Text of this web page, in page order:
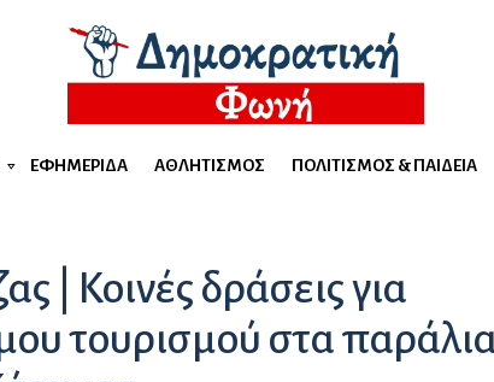
ΕΦΗΜΕΡΊΔΑ ΑΘΛΗΤΙΣΜΌΣ ΠΟΛΙΤΙΣΜΌΣ & ΠΑΙΔΕΊΑ
| Κοινές δράσεις για
τουρισμού στα